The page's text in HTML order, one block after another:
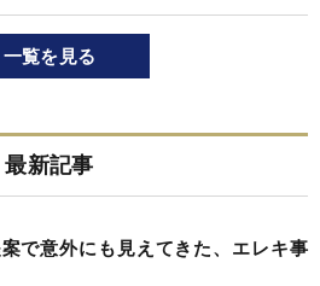
一覧を見る
最新記事
で意外にも見えてきた、エレキ事